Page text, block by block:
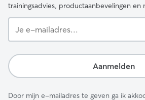
trainingsadvies, productaanbevelingen en
e-
Aanmelden
Door mijn e-mailadres te geven ga ik